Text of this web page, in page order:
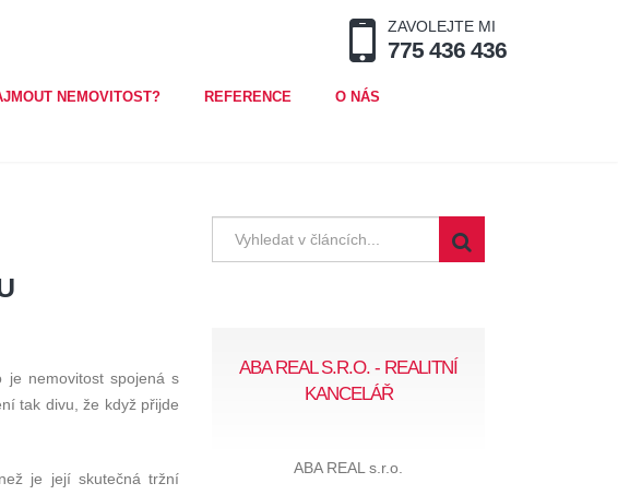
ZAVOLEJTE MI
775 436 436
NEMOVITOST? REFERENCE O NÁS
je nemovitost spojená s
tak divu, že když přijde
je její skutečná tržní
ABA REAL S.R.O. - REALITNÍ
KANCELÁŘ
ABA REAL s.r.o.